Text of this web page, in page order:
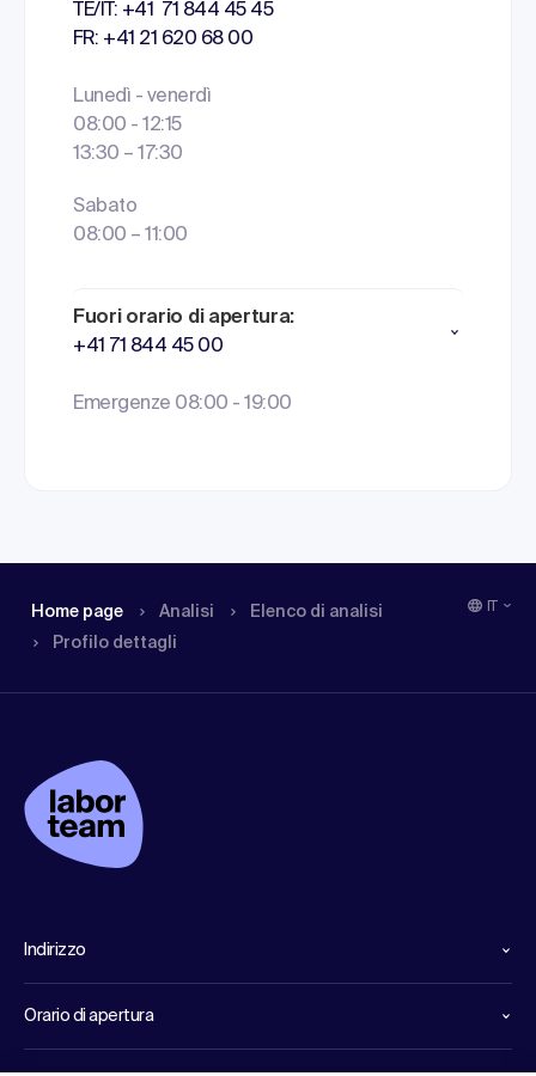
TE/IT: +41 71 844 45 45
FR: +41 21 620 68 00
Lunedì - venerdì
08:00 - 12:15
13:30 – 17:30
Sabato
08:00 – 11:00
Fuori orario di apertura:
+41 71 844 45 00
Emergenze 08:00 - 19:00
Home page Analisi
Elenco di analisi
Profilo dettagli
Indirizzo
Orario di apertura